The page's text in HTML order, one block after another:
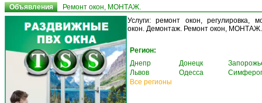
Объявления Ремонт окон, МОНТАЖ.
Услуги: ремонт окон, регулировка,
окон. Демонтаж. Ремонт окон, МОНТАЖ.
Регион:
Днепр
Донецк
Львов
Одесса
Все регионы